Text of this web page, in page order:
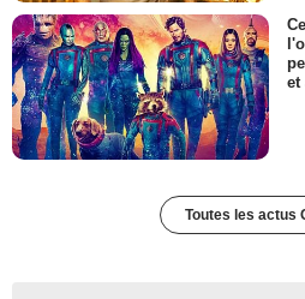
et
Toutes les actus